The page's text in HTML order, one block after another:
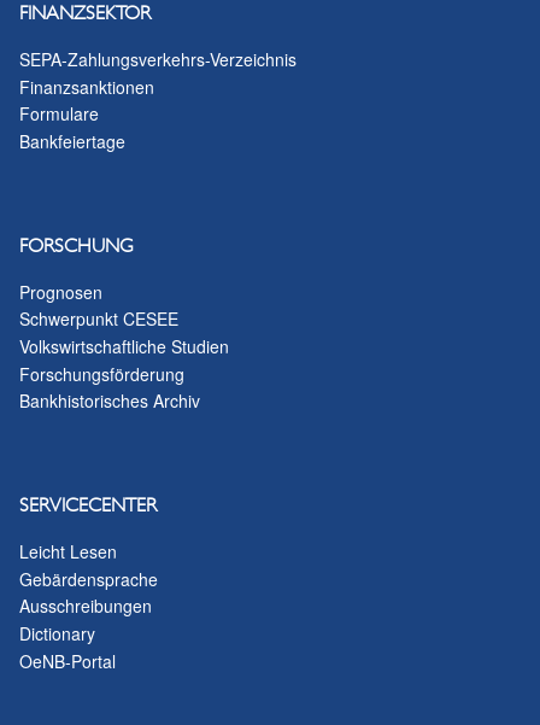
FINANZSEKTOR
SEPA-Zahlungsverkehrs-Verzeichnis
Finanzsanktionen
Formulare
Bankfeiertage
FORSCHUNG
Prognosen
Schwerpunkt CESEE
Volkswirtschaftliche Studien
Forschungsförderung
Bankhistorisches Archiv
SERVICECENTER
Leicht Lesen
Gebärdensprache
Ausschreibungen
Dictionary
OeNB-Portal